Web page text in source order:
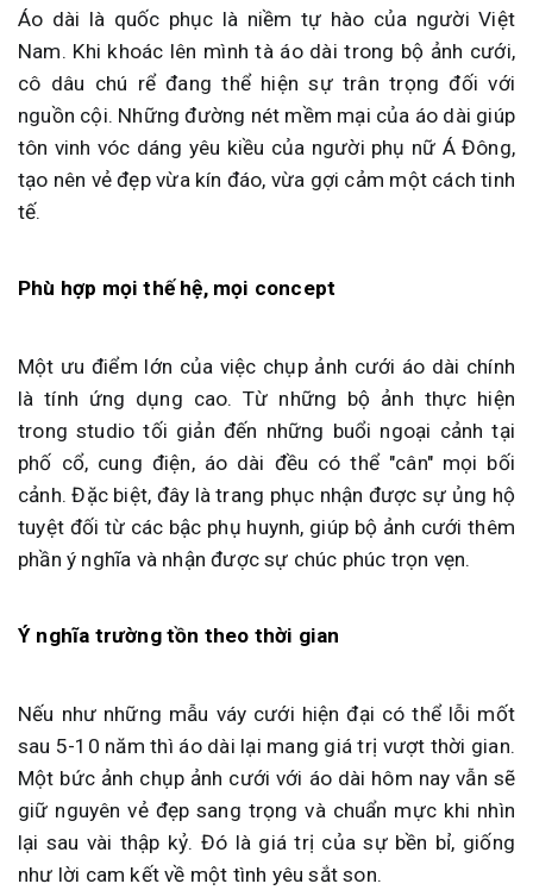
Áo dài là quốc phục là niềm tự hào của người Việt
Nam. Khi khoác lên mình tà áo dài trong bộ ảnh cưới,
cô dâu chú rể đang thể hiện sự trân trọng đối với
nguồn cội. Những đường nét mềm mại của áo dài giúp
tôn vinh vóc dáng yêu kiều của người phụ nữ Á Đông,
tạo nên vẻ đẹp vừa kín đáo, vừa gợi cảm một cách tinh
tế.
Phù hợp mọi thế hệ, mọi concept
Một ưu điểm lớn của việc chụp ảnh cưới áo dài chính
là tính ứng dụng cao. Từ những bộ ảnh thực hiện
trong studio tối giản đến những buổi ngoại cảnh tại
phố cổ, cung điện, áo dài đều có thể "cân" mọi bối
cảnh. Đặc biệt, đây là trang phục nhận được sự ủng hộ
tuyệt đối từ các bậc phụ huynh, giúp bộ ảnh cưới thêm
phần ý nghĩa và nhận được sự chúc phúc trọn vẹn.
Ý nghĩa trường tồn theo thời gian
Nếu như những mẫu váy cưới hiện đại có thể lỗi mốt
sau 5-10 năm thì áo dài lại mang giá trị vượt thời gian.
Một bức ảnh chụp ảnh cưới với áo dài hôm nay vẫn sẽ
giữ nguyên vẻ đẹp sang trọng và chuẩn mực khi nhìn
lại sau vài thập kỷ. Đó là giá trị của sự bền bỉ, giống
như lời cam kết về một tình yêu sắt son.